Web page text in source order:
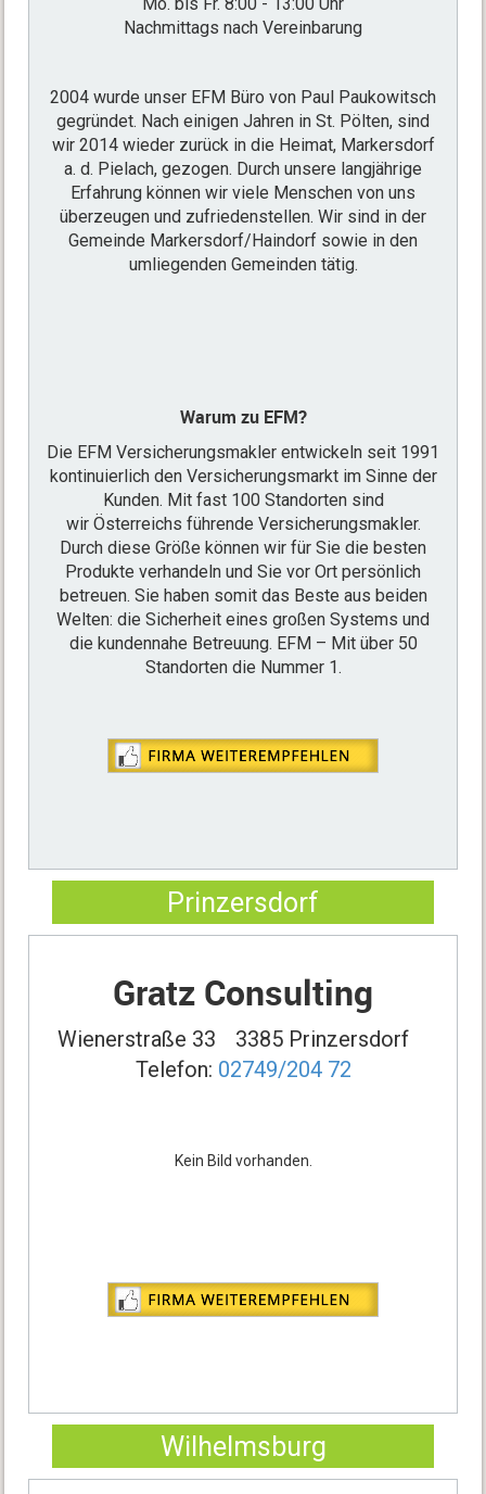
Nachmittags nach Vereinbarung
2004 wurde unser EFM Büro von Paul Paukowitsch
gegründet. Nach einigen Jahren in St. Pölten, sind
wir 2014 wieder zurück in die Heimat, Markersdorf
a. d. Pielach, gezogen. Durch unsere langjährige
Erfahrung können wir viele Menschen von uns
überzeugen und zufriedenstellen. Wir sind in der
Gemeinde Markersdorf/Haindorf sowie in den
umliegenden Gemeinden tätig.
Warum zu EFM?
Die EFM Versicherungsmakler entwickeln seit 1991
kontinuierlich den Versicherungsmarkt im Sinne der
Kunden. Mit fast 100 Standorten sind
wir Österreichs führende Versicherungsmakler.
Durch diese Größe können wir für Sie die besten
Produkte verhandeln und Sie vor Ort persönlich
betreuen. Sie haben somit das Beste aus beiden
Welten: die Sicherheit eines großen Systems und
die kundennahe Betreuung. EFM – Mit über 50
Standorten die Nummer 1.
Prinzersdorf
Gratz Consulting
Wienerstraße 33
3385 Prinzersdorf
Telefon: 02749/204 72
Kein Bild vorhanden.
Wilhelmsburg